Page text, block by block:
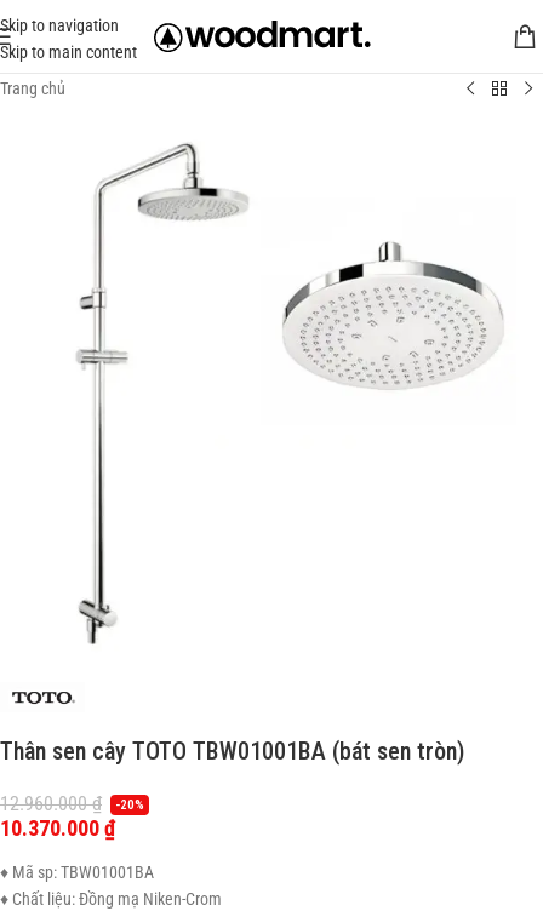
Skip to navigation
Skip to main content
Trang chủ
Thân sen cây TOTO TBW01001BA (bát sen tròn)
12.960.000₫ -20%
10.370.000₫
♦ Mã sp: TBW01001BA
♦ Chất liệu: Đồng mạ Niken-Crom